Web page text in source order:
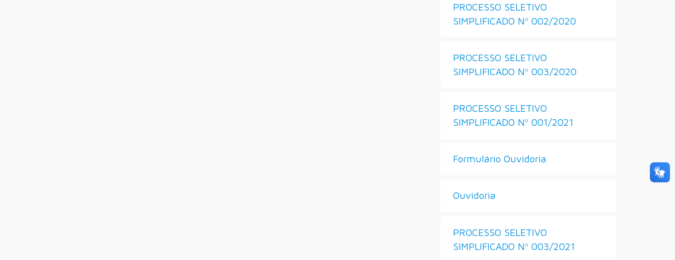
PROCESSO SELETIVO
SIMPLIFICADO Nº 002/2020
PROCESSO SELETIVO
SIMPLIFICADO Nº 003/2020
PROCESSO SELETIVO
SIMPLIFICADO Nº 001/2021
Formulário Ouvidoria
Ouvidoria
PROCESSO SELETIVO
SIMPLIFICADO Nº 003/2021